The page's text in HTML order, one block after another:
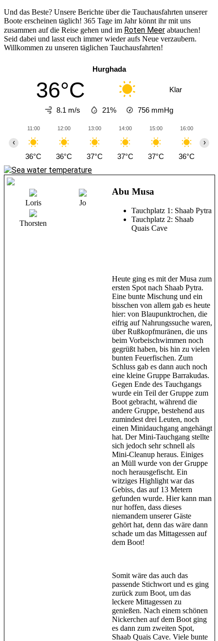
Und das Beste? Unsere Berichte über die Tauchausfahrten unserer
Boote erscheinen täglich! 365 Tage im Jahr könnt ihr mit uns
zusammen auf die Reise gehen und im Roten Meer abtauchen!
Seid dabei und lasst euch immer wieder aufs Neue verzaubern.
Willkommen zu unseren täglichen Tauchausfahrten!
Hurghada
36°C Klar
8.1 m/s 21% 756 mmHg
11:00
36°C
12:00
36°C
13:00
37°C
14:00
37°C
15:00
37°C
16:00
36°C
‹ ›
Loris Jo
Thorsten
Abu Musa
Tauchplatz 1: Shaab Pytra
Tauchplatz 2: Shaab
Quais Cave
Heute ging es mit der Musa zum
ersten Spot nach Shaab Pytra.
Eine bunte Mischung und ein
bisschen von allem gab es heute
hier: von Blaupunktrochen, die
eifrig auf Nahrungssuche waren,
über Rußkopfmuränen, die uns
beim Vorbeischwimmen noch
gegrüßt haben, bis hin zu vielen
bunten Feuerfischen. Zum
Schluss gab es dann auch noch
eine kleine Gruppe Barrakudas.
Gegen Ende des Tauchgangs
wurde ein Teil der Gruppe zum
Boot gebracht, während die
andere Gruppe, bestehend aus
zumindest drei Leuten, noch
einen Minidauchgang angehängt
hat. Der Mini-Tauchgang stellte
sich jedoch sehr schnell als
Mini-Cleanup heraus. Einiges
an Müll wurde von der Gruppe
noch herausgefischt. Ein
witziges Highlight war das
Gebiss, das auf 13 Metern
gefunden wurde. Hier kann man
nur hoffen, dass dieses
niemandem unserer Gäste
gehört hat, denn das wäre dann
schade um das Mittagessen auf
dem Boot!
Somit wäre das auch das
passende Stichwort und es ging
zurück zum Boot, um das
leckere Mittagessen zu
genießen. Nach einem schönen
Nickerchen auf dem Boot ging
es dann zum zweiten Spot,
Shaab Quais Cave. Viele bunte